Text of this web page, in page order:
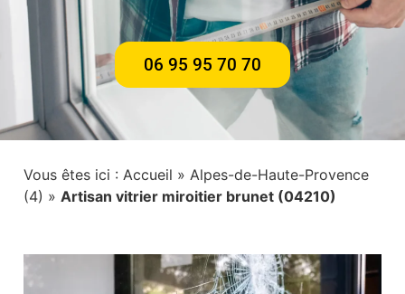
06 95 95 70 70
Vous êtes ici : Accueil » Alpes-de-Haute-Provence
(4) » Artisan vitrier miroitier brunet (04210)